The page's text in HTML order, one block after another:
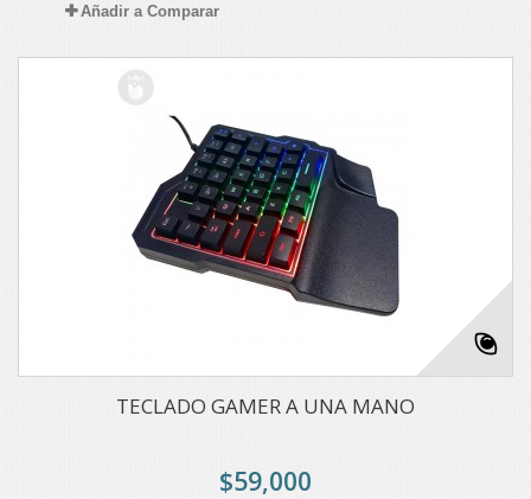
Añadir a Comparar
TECLADO GAMER A UNA MANO
$59,000